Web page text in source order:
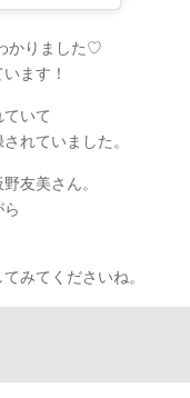
かりました♡
ます！
いて
れていました。
友美さん。
みてくださいね。